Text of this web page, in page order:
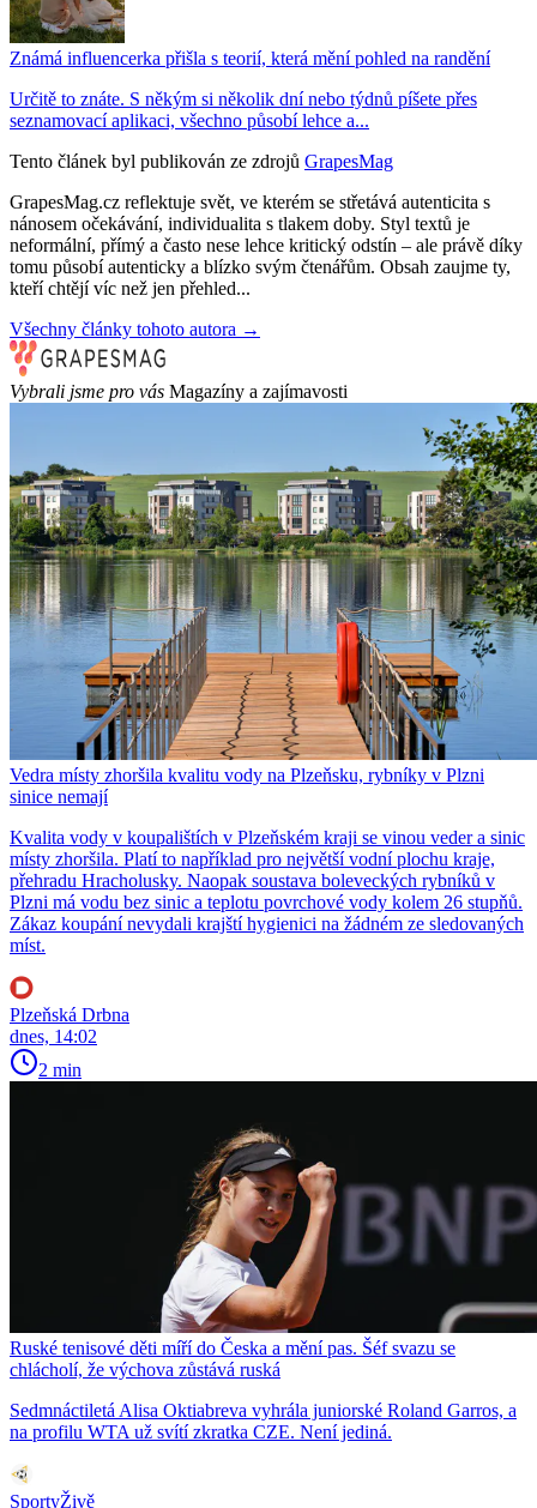
Známá influencerka přišla s teorií, která mění pohled na randění
Určitě to znáte. S někým si několik dní nebo týdnů píšete přes
seznamovací aplikaci, všechno působí lehce a...
Tento článek byl publikován ze zdrojů GrapesMag
GrapesMag.cz reflektuje svět, ve kterém se střetává autenticita s
nánosem očekávání, individualita s tlakem doby. Styl textů je
neformální, přímý a často nese lehce kritický odstín – ale právě díky
tomu působí autenticky a blízko svým čtenářům. Obsah zaujme ty,
kteří chtějí víc než jen přehled...
Všechny články tohoto autora →
Vybrali jsme pro vás Magazíny a zajímavosti
Vedra místy zhoršila kvalitu vody na Plzeňsku, rybníky v Plzni
sinice nemají
Kvalita vody v koupalištích v Plzeňském kraji se vinou veder a sinic
místy zhoršila. Platí to například pro největší vodní plochu kraje,
přehradu Hracholusky. Naopak soustava boleveckých rybníků v
Plzni má vodu bez sinic a teplotu povrchové vody kolem 26 stupňů.
Zákaz koupání nevydali krajští hygienici na žádném ze sledovaných
míst.
Plzeňská Drbna
dnes, 14:02
2 min
Ruské tenisové děti míří do Česka a mění pas. Šéf svazu se
chlácholí, že výchova zůstává ruská
Sedmnáctiletá Alisa Oktiabreva vyhrála juniorské Roland Garros, a
na profilu WTA už svítí zkratka CZE. Není jediná.
SportyŽivě